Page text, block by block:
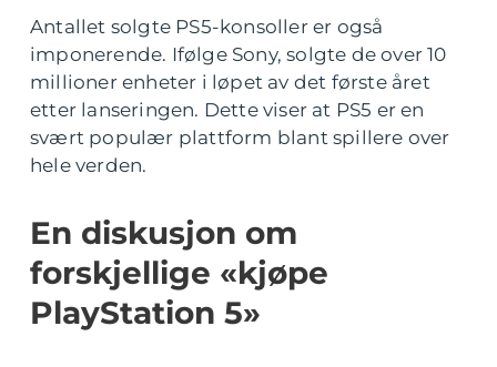
Antallet solgte PS5-konsoller er også
imponerende. Ifølge Sony, solgte de over 10
millioner enheter i løpet av det første året
etter lanseringen. Dette viser at PS5 er en
svært populær plattform blant spillere over
hele verden.
En diskusjon om
forskjellige «kjøpe
PlayStation 5»